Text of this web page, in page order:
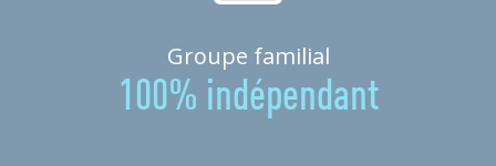
Groupe familial
100% indépendant